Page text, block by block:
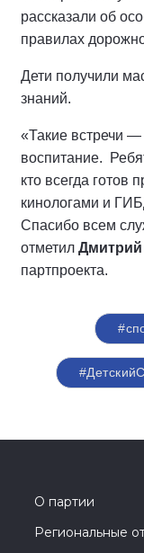
рассказали об
правилах
Дети получили
знаний.
«Такие встречи —
воспитание.
кто всегда готов
кинологами и
Спасибо всем
отметил
партпроекта.
О партии
Региональные